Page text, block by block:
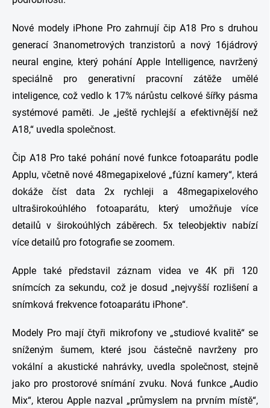
Nové modely iPhone Pro zahrnují čip A18 Pro s druhou
generací 3nanometrových tranzistorů a nový 16jádrový
neural engine, který pohání Apple Intelligence, navržený
speciálně pro generativní pracovní zátěže umělé
inteligence, což vedlo k 17% nárůstu celkové šířky pásma
systémové paměti. Je „ještě rychlejší a efektivnější než
A18,“ uvedla společnost.
Čip A18 Pro také pohání nové funkce fotoaparátu podle
Applu, včetně nové 48megapixelové „fúzní kamery“, která
dokáže číst data 2x rychleji a 48megapixelového
ultraširokoúhlého fotoaparátu, který umožňuje více
detailů v širokoúhlých záběrech. 5x teleobjektiv nabízí
více detailů pro fotografie se zoomem.
Apple také představil záznam videa ve 4K při 120
snímcích za sekundu, což je dosud „nejvyšší rozlišení a
snímková frekvence fotoaparátu iPhone“.
Modely Pro mají čtyři mikrofony ve „studiové kvalitě“ se
sníženým šumem, které jsou částečně navrženy pro
vokální a akustické nahrávky, uvedla společnost, stejně
jako pro prostorové snímání zvuku. Nová funkce „Audio
Mix“, kterou Apple nazval „průmyslem na prvním místě“,